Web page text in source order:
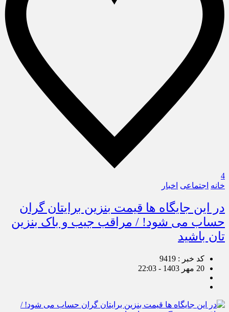
4
خانه اجتماعی اخبار
در این جایگاه ها قیمت بنزین برایتان گران
حساب می شود! / مراقب جیب و باک بنزین
تان باشید
کد خبر : 9419
20 مهر 1403 - 22:03